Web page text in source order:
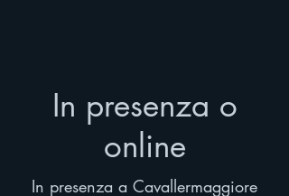
In presenza o
online
In presenza a Cavallermaggiore